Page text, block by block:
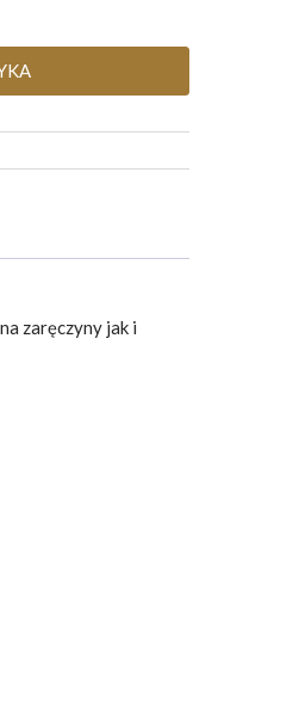
zaręczyny jak i